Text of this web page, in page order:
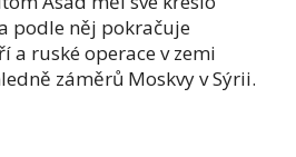
podle něj pokračuje
a ruské operace v zemi
záměrů Moskvy v Sýrii.